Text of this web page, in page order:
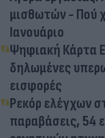
μισθωτών - Πού
Ιανουάριο
Ψηφιακή Κάρτα
δηλωμένες
εισφορές
Ρεκόρ ελέγχων
παραβάσεις, 54